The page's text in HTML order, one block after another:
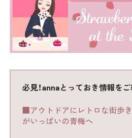
必見！annaとっておき情報をご
■アウトドアにレトロな街歩
がいっぱいの青梅へ